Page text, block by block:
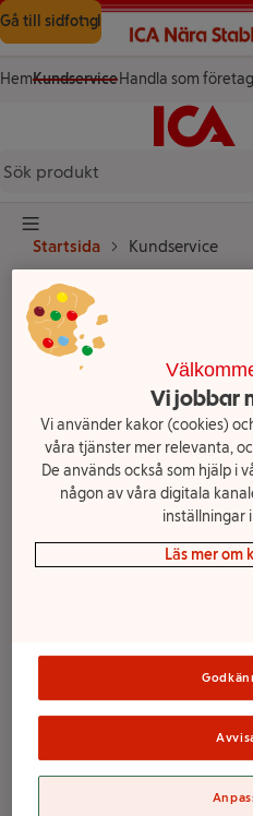
Gå till innehåll
Gå till sökning
Gå till sidfot
HemKundserviceHandla som företag
Startsida
Knapp för huvudmeny
Startsida Kundservice
Vad kan
dig
CHATTA? FÅ
Vanliga frågor
Vi jobbar
Vi använder kakor (cookies)
våra tjänster mer relevanta,
De används också som hjälp i
någon av våra digitala
inställningar
Läs mer om